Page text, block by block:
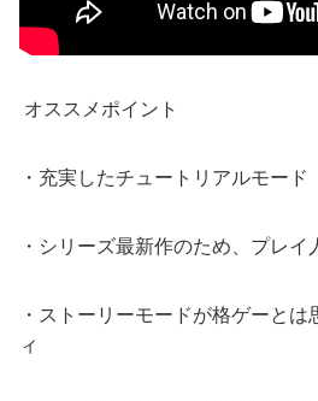
オススメポイント
・充実したチュートリアルモード
・シリーズ最新作のため、プレイ
・ストーリーモードが格ゲーと
ィ